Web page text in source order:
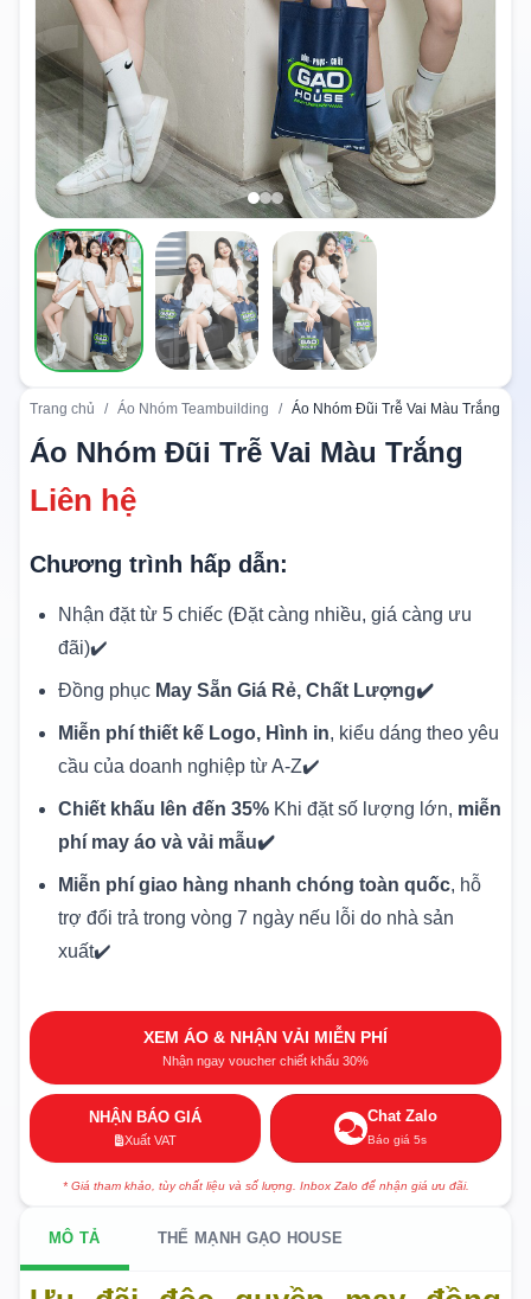
Trang chủ / Áo Nhóm Teambuilding / Áo Nhóm Đũi Trễ Vai Màu Trắng
Áo Nhóm Đũi Trễ Vai Màu Trắng
Liên hệ
Chương trình hấp dẫn:
Nhận đặt từ 5 chiếc (Đặt càng nhiều, giá càng ưu
đãi)✔️
Đồng phục May Sẵn Giá Rẻ, Chất Lượng✔️
Miễn phí thiết kế Logo, Hình in, kiểu dáng theo yêu
cầu của doanh nghiệp từ A-Z✔️
Chiết khấu lên đến 35% Khi đặt số lượng lớn, miễn
phí may áo và vải mẫu✔️
Miễn phí giao hàng nhanh chóng toàn quốc, hỗ
trợ đổi trả trong vòng 7 ngày nếu lỗi do nhà sản
xuất✔️
XEM ÁO & NHẬN VẢI MIỄN PHÍ
Nhận ngay voucher chiết khấu 30%
NHẬN BÁO GIÁ
Xuất VAT
Chat Zalo
Báo giá 5s
* Giá tham khảo, tùy chất liệu và số lượng. Inbox Zalo để nhận giá ưu đãi.
MÔ TẢ THẾ MẠNH GẠO HOUSE